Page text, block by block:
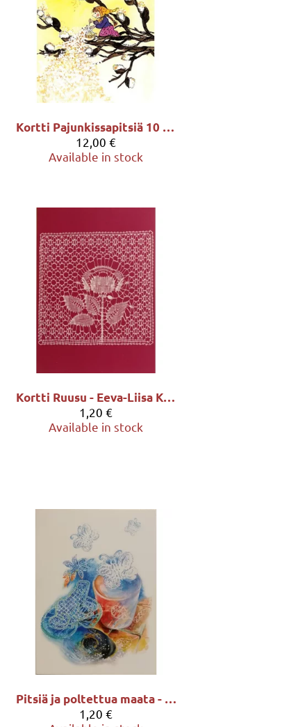
Kortti Pajunkissapitsiä 10 kpl - Virpi Pekkala
12,00 €
Available in stock
Kortti Ruusu - Eeva-Liisa Kortelahti
1,20 €
Available in stock
Pitsiä ja poltettua maata - kortti
1,20 €